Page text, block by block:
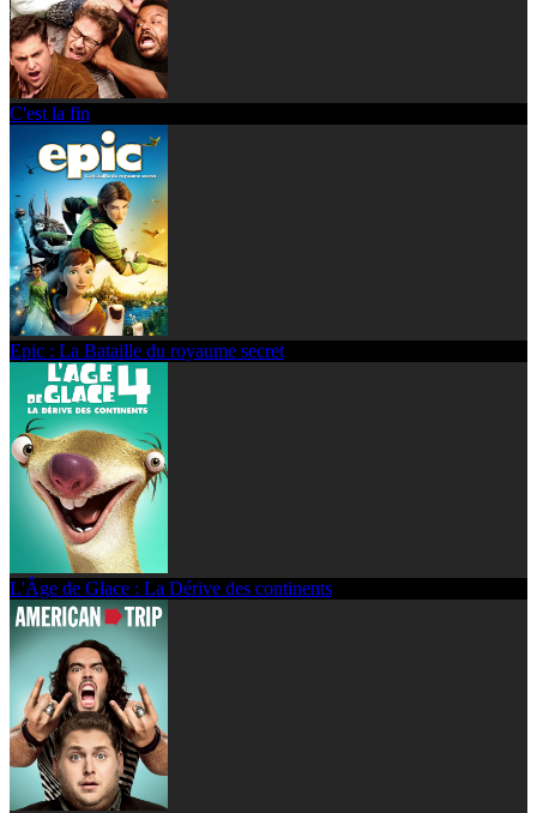
C'est la fin
Epic : La Bataille du royaume secret
L'Âge de Glace : La Dérive des continents